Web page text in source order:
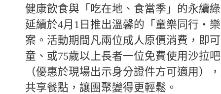
健康飲食與「吃在地、食當季」的永續
延續於4月1日推出溫馨的「童樂同行・
案。活動期間凡兩位成人原價消費，即
童、或75歲以上長者一位免費使用沙拉
（優惠於現場出示身分證件方可適用）
共享餐點，讓團聚變得更輕鬆。